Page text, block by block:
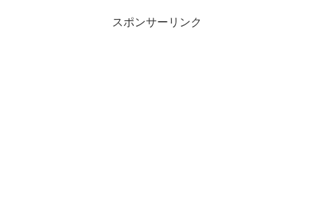
るんやろ。ユルワンさん達もつスポンサーリンク